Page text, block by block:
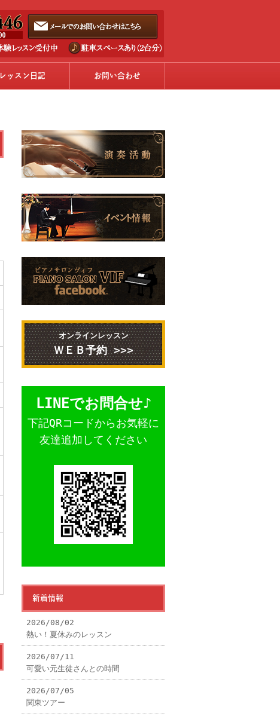
レッスン日記 お問い合わせ
オンラインレッスン
ＷＥＢ予約 >>>
LINEでお問合せ♪
下記QRコードからお気軽に
友達追加してください
新着情報
2026/08/02
熱い！夏休みのレッスン
2026/07/11
可愛い元生徒さんとの時間
2026/07/05
関東ツアー